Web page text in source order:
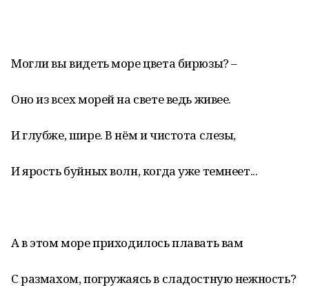
Могли вы видеть море цвета бирюзы? –
Оно из всех морей на свете ведь живее.
И глубже, шире. В нём и чистота слезы,
И ярость буйных волн, когда уже темнеет...
А в этом море приходилось плавать вам
С размахом, погружаясь в сладостную нежность?